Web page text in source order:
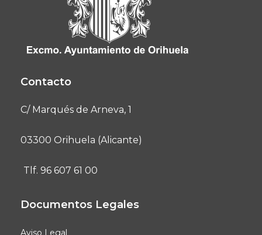
Contacto
C/ Marqués de Arneva, 1
03300 Orihuela (Alicante)
Tlf. 96 607 61 00
Documentos Legales
Aviso Legal